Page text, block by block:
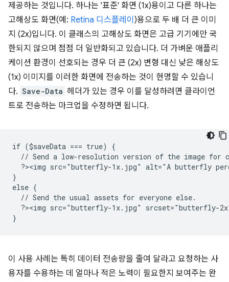
제공하는 것입니다. 하나는 '표준' 화면 (1x)용이고 다른 하나는
고해상도 화면(예: Retina 디스플레이 )용으로 두 배 더 큰 이미
지 (2x)입니다. 이 클래스의 고해상도 화면은 고급 기기에만 국
한되지 않으며 점점 더 일반화되고 있습니다. 더 가벼운 애플리
케이션 환경이 선호되는 경우 더 큰 (2x) 변형 대신 낮은 해상도
(1x) 이미지를 이러한 화면에 전송하는 것이 현명할 수 있습니
다. Save-Data 헤더가 있는 경우 이를 달성하려면 클라이언
트로 전송하는 마크업을 수정하면 됩니다.
if ($saveData === true) {
// Send a low-resolution version of the image for
?><img src="butterfly-1x.jpg" alt="A butterfly
}
else {
  // Send the usual assets for everyone else.
?><img src="butterfly-1x.jpg" srcset="butterfly-
}
이 사용 사례는 특히 데이터 전송량을 줄여 달라고 요청하는 사
용자를 수용하는 데 얼마나 적은 노력이 필요한지 보여주는 완